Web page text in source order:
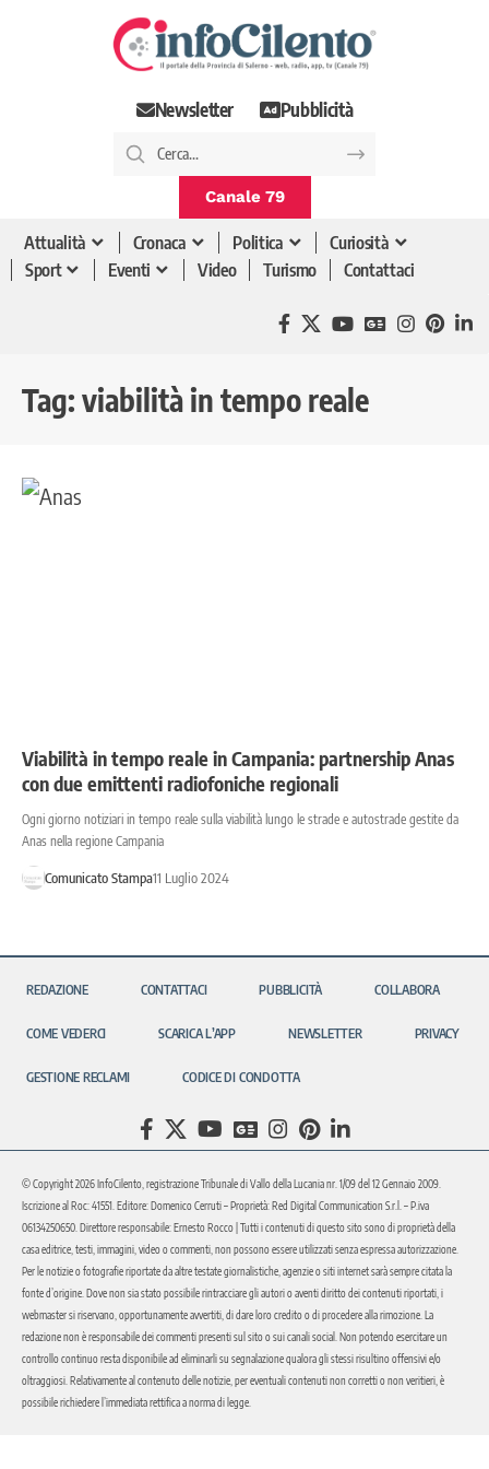
Newsletter Pubblicità
Canale 79
Attualità Cronaca Politica
Curiosità
Sport
Eventi Video Turismo Contattaci
Tag: viabilità in tempo reale
Viabilità in tempo reale in Campania: partnership Anas
con due emittenti radiofoniche regionali
Ogni giorno notiziari in tempo reale sulla viabilità lungo le strade e autostrade gestite da
Anas nella regione Campania
Comunicato Stampa11 Luglio 2024
REDAZIONE CONTATTACI PUBBLICITÀ COLLABORA
COME VEDERCI SCARICA L’APP NEWSLETTER PRIVACY
GESTIONE RECLAMI CODICE DI CONDOTTA
© Copyright 2026 InfoCilento, registrazione Tribunale di Vallo della Lucania nr. 1/09 del 12 Gennaio 2009.
Iscrizione al Roc: 41551. Editore: Domenico Cerruti – Proprietà: Red Digital Communication S.r.l. – P.iva
06134250650. Direttore responsabile: Ernesto Rocco | Tutti i contenuti di questo sito sono di proprietà della
casa editrice, testi, immagini, video o commenti, non possono essere utilizzati senza espressa autorizzazione.
Per le notizie o fotografie riportate da altre testate giornalistiche, agenzie o siti internet sarà sempre citata la
fonte d’origine. Dove non sia stato possibile rintracciare gli autori o aventi diritto dei contenuti riportati, i
webmaster si riservano, opportunamente avvertiti, di dare loro credito o di procedere alla rimozione. La
redazione non è responsabile dei commenti presenti sul sito o sui canali social. Non potendo esercitare un
controllo continuo resta disponibile ad eliminarli su segnalazione qualora gli stessi risultino offensivi e/o
oltraggiosi. Relativamente al contenuto delle notizie, per eventuali contenuti non corretti o non veritieri, è
possibile richiedere l’immediata rettifica a norma di legge.